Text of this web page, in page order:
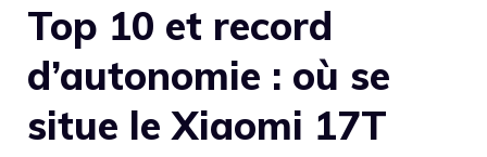
Top 10 et record
d’autonomie : où se
situe le Xiaomi 17T